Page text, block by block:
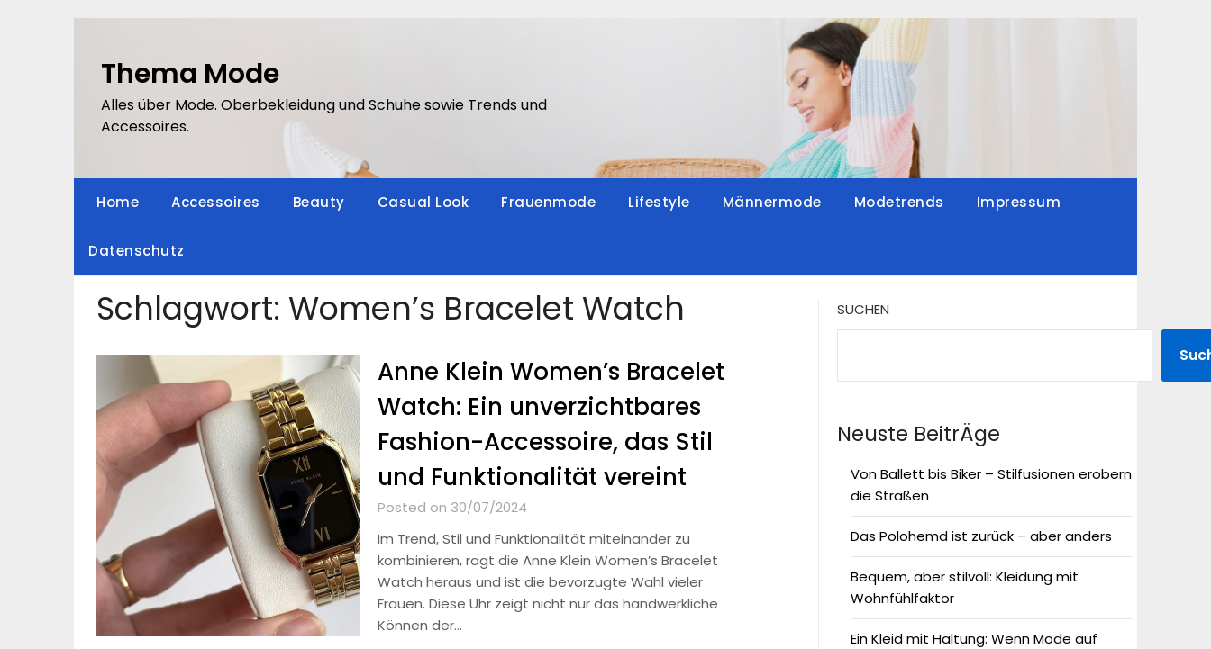
Thema Mode
Alles über Mode. Oberbekleidung und Schuhe sowie Trends und
Accessoires.
Home Accessoires Beauty Casual Look Frauenmode Lifestyle Männermode Modetrends Impressum
Datenschutz
Schlagwort: Women’s Bracelet Watch
Anne Klein Women’s Bracelet
Watch: Ein unverzichtbares
Fashion-Accessoire, das Stil
und Funktionalität vereint
Posted on 30/07/2024
Im Trend, Stil und Funktionalität miteinander zu
kombinieren, ragt die Anne Klein Women’s Bracelet
Watch heraus und ist die bevorzugte Wahl vieler
Frauen. Diese Uhr zeigt nicht nur das handwerkliche
Können der…
SUCHEN
Neuste BeitrÄge
Von Ballett bis Biker – Stilfusionen erobern
die Straßen
Das Polohemd ist zurück – aber anders
Bequem, aber stilvoll: Kleidung mit
Wohnfühlfaktor
Ein Kleid mit Haltung: Wenn Mode auf